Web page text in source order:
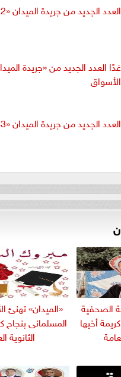
العدد الجديد من جريدة الميدان «1022»
غدًا العدد الجديد من «جريدة
الأسواق
العدد الجديد من جريدة الميدان «983»
الصحفية
أخيها
«الميدان» تهنئ
المسلمانى بنجاح
الثانوية